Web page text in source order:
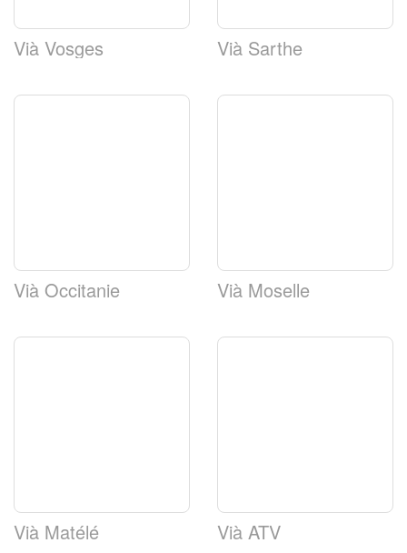
Vià Vosges Vià Sarthe
Vià Occitanie Vià Moselle
Vià Matélé Vià ATV